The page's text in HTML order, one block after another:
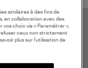
similaires à des fins de
en collaboration avec des
choix via « Paramétrer »,
ceux non strictement
plus sur l’utilisation de